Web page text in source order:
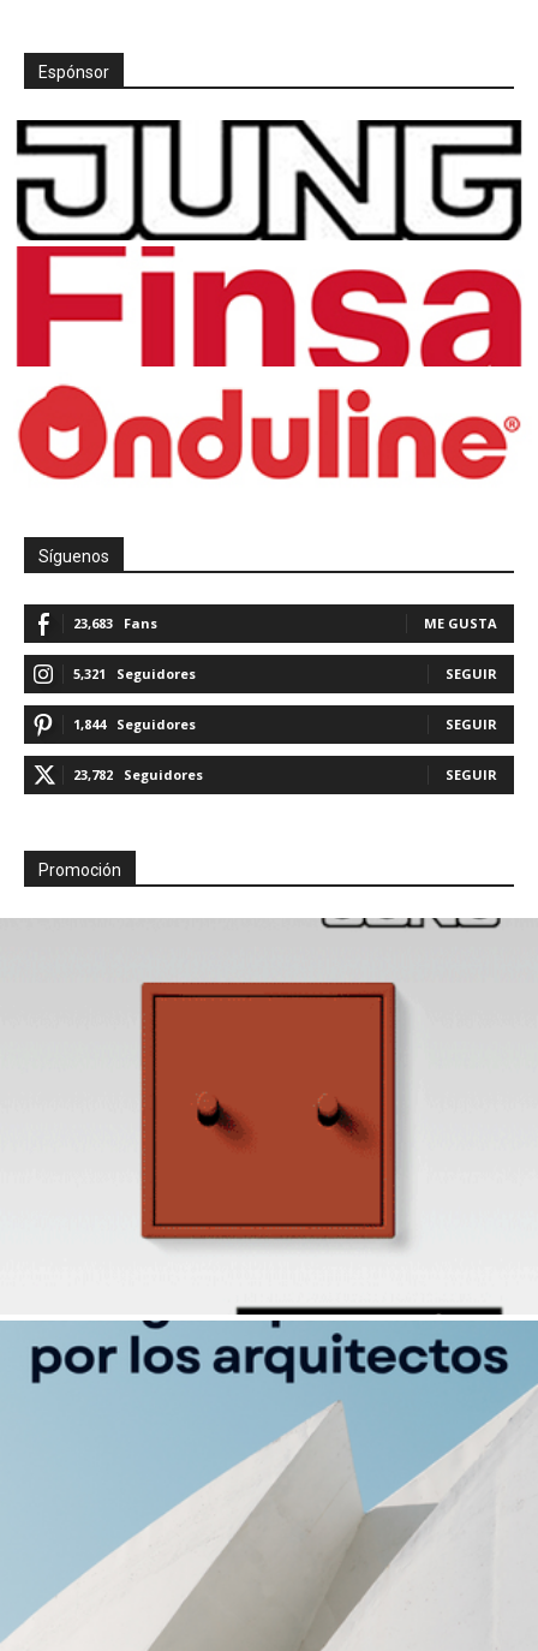
Espónsor
Síguenos
23,683 Fans ME GUSTA
5,321 Seguidores SEGUIR
1,844 Seguidores SEGUIR
23,782 Seguidores SEGUIR
Promoción